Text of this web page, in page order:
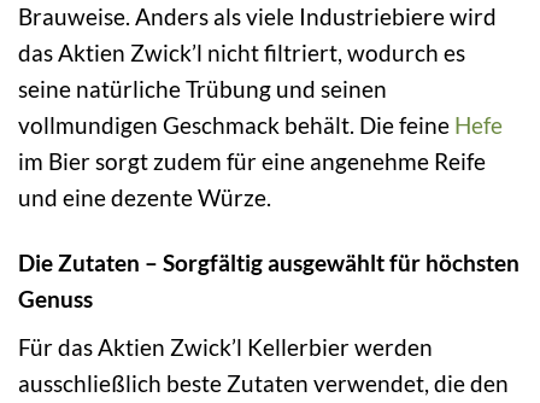
Brauweise. Anders als viele Industriebiere wird
das Aktien Zwick’l nicht filtriert, wodurch es
seine natürliche Trübung und seinen
vollmundigen Geschmack behält. Die feine Hefe
im Bier sorgt zudem für eine angenehme Reife
und eine dezente Würze.
Die Zutaten – Sorgfältig ausgewählt für höchsten
Genuss
Für das Aktien Zwick’l Kellerbier werden
ausschließlich beste Zutaten verwendet, die den